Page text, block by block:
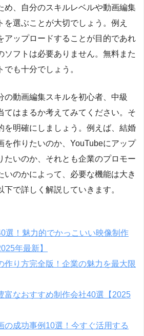
め、自分のスキルレベルや動画編集
を選ぶことが大切でしょう。例え
アップロードすることが目的であれ
ソフトは必要ありません。無料また
も十分でしょう。
の動画編集スキルを初心者、中級
てはまるか考えてみてください。そ
を明確にしましょう。例えば、結婚
を作りたいのか、YouTubeにアップ
たいのか、それとも企業のプロモー
いのかによって、必要な機能は大き
下で詳しく解説していきます。
選！魅力的でかっこいい映像制作
年最新】
作り方完全版！企業の魅力を最大限
富なおすすめ制作会社40選【2025
の成功事例10選！今すぐ活用する